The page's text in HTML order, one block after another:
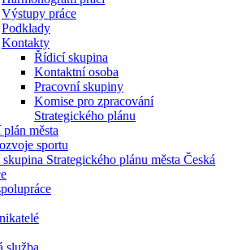
Výstupy práce
Podklady
Kontakty
Řídicí skupina
Kontaktní osoba
Pracovní skupiny
Komise pro zpracování
Strategického plánu
města
sportu
Strategického plánu města Česká
služba